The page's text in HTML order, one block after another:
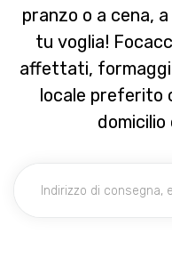
pranzo o a cena,
tu voglia!
affettati,
locale preferito